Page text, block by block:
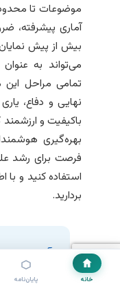
خانه پایان‌نامه
موضوعات تا
آماری پیشرفته،
بیش از پیش
می‌تواند به
تمامی مراحل
نهایی و دفاع،
باکیفیت و
بهره‌گیری
فرصت برای رشد
استفاده کنید و
بردارید.
آماده‌اید